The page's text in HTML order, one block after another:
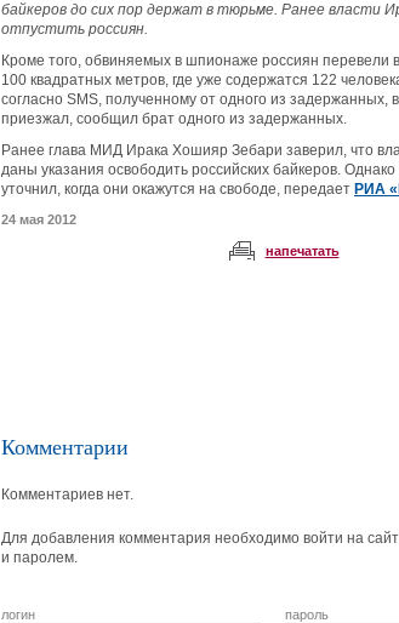
байкеров до сих пор держат в тюрьме. Ранее власти
отпустить россиян.
Кроме того, обвиняемых в шпионаже россиян перевели
100 квадратных метров, где уже содержатся 122
согласно SMS, полученному от одного из задержанных,
приезжал, сообщил брат одного из задержанных.
Ранее глава МИД Ирака Хошияр Зебари заверил, что
даны указания освободить российских байкеров. Однако
уточнил, когда они окажутся на свободе, передает РИА
24 мая 2012
напечатать
Комментарии
Комментариев нет.
Для добавления комментария необходимо войти на
и паролем.
логин пароль